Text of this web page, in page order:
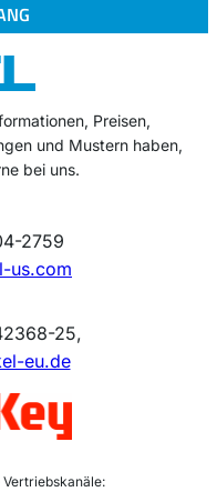
Preisen,
und Mustern haben,
bei uns.
2759
us.com
25,
eu.de